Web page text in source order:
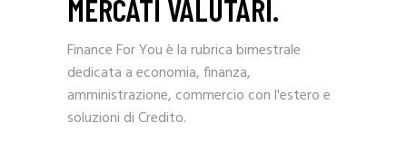
MERCATI VALUTARI.
Finance For You è la rubrica bimestrale
dedicata a economia, finanza,
amministrazione, commercio con l'estero e
soluzioni di Credito.